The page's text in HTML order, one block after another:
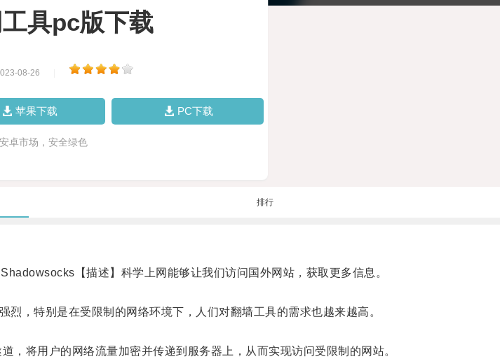
具pc版下载
08-26
苹果下载 PC下载
安卓市场，安全绿色
排行
【描述】科学上网能够让我们访问国外网站，获取更多信息。
，特别是在受限制的网络环境下，人们对翻墙工具的需求也越来越高。
将用户的网络流量加密并传递到服务器上，从而实现访问受限制的网站。